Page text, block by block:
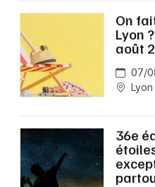
On
Lyon
août
07/
Lyon
36e